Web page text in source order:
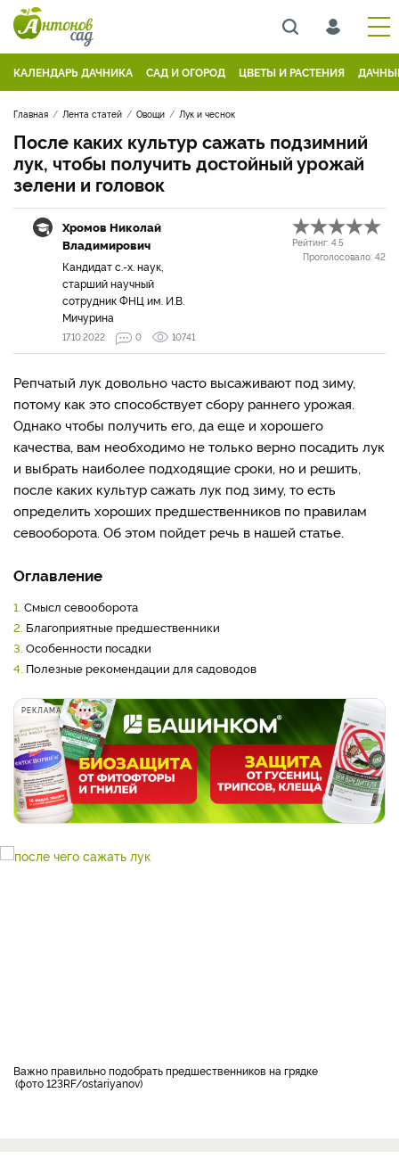
КАЛЕНДАРЬ ДАЧНИКА САД И ОГОРОД ЦВЕТЫ И РАСТЕНИЯ
Главная Лента статей Овощи Лук и чеснок
После каких культур сажать подзимний
лук, чтобы получить достойный урожай
зелени и головок
Хромов Николай
Владимирович
Кандидат с.-х. наук,
старший научный
сотрудник ФНЦ им. И.В.
Мичурина
Рейтинг: 4.5
Проголосовало: 42
17.10.2022 0 10741
Репчатый лук довольно часто высаживают под зиму,
потому как это способствует сбору раннего урожая.
Однако чтобы получить его, да еще и хорошего
качества, вам необходимо не только верно посадить лук
и выбрать наиболее подходящие сроки, но и решить,
после каких культур сажать лук под зиму, то есть
определить хороших предшественников по правилам
севооборота. Об этом пойдет речь в нашей статье.
Оглавление
1. Смысл севооборота
2. Благоприятные предшественники
3. Особенности посадки
4. Полезные рекомендации для садоводов
РЕКЛАМА
Важно правильно подобрать предшественников на грядке
фото 123RF/ostariyanov